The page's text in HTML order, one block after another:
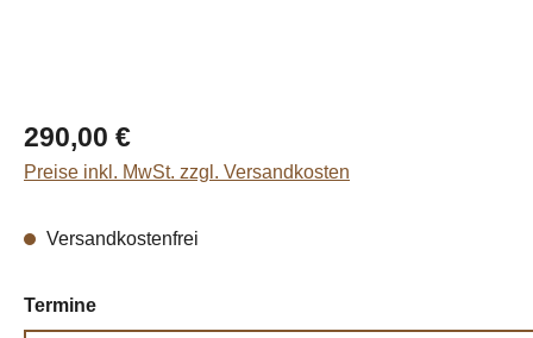
Regulärer Preis:
290,00 €
Preise inkl. MwSt. zzgl. Versandkosten
Versandkostenfrei
Termineauswählen